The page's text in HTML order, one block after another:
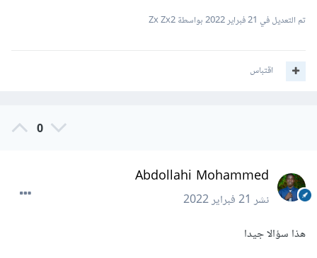
تم التعديل في 21 فبراير 2022 بواسطة Zx Zx2
اقتباس
0
Abdollahi Mohammed
نشر21 فبراير 2022
هذا سؤالا جيدا